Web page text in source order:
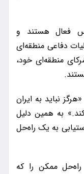
فعال هستند و
دفاعی منطقه‌ای
منطقه‌ای خود،
نباید به ایران
به همین دلیل
به یک راه‌حل
ممکن را که